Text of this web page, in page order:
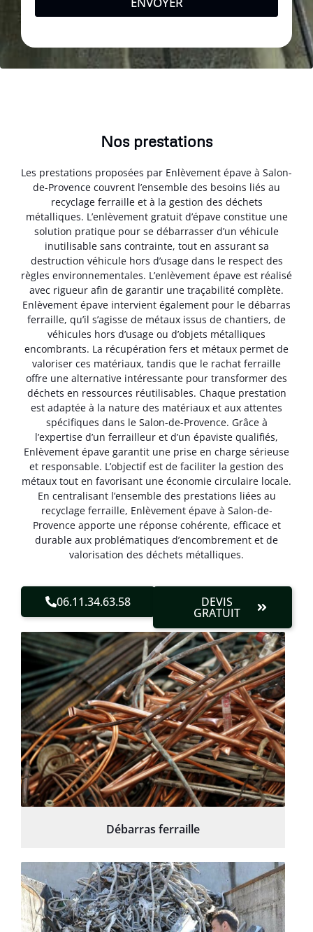
Nos prestations
Les prestations proposées par Enlèvement épave à Salon-
de-Provence couvrent l’ensemble des besoins liés au
recyclage ferraille et à la gestion des déchets
métalliques. L’enlèvement gratuit d’épave constitue une
solution pratique pour se débarrasser d’un véhicule
inutilisable sans contrainte, tout en assurant sa
destruction véhicule hors d’usage dans le respect des
règles environnementales. L’enlèvement épave est réalisé
avec rigueur afin de garantir une traçabilité complète.
Enlèvement épave intervient également pour le débarras
ferraille, qu’il s’agisse de métaux issus de chantiers, de
véhicules hors d’usage ou d’objets métalliques
encombrants. La récupération fers et métaux permet de
valoriser ces matériaux, tandis que le rachat ferraille
offre une alternative intéressante pour transformer des
déchets en ressources réutilisables. Chaque prestation
est adaptée à la nature des matériaux et aux attentes
spécifiques dans le Salon-de-Provence. Grâce à
l’expertise d’un ferrailleur et d’un épaviste qualifiés,
Enlèvement épave garantit une prise en charge sérieuse
et responsable. L’objectif est de faciliter la gestion des
métaux tout en favorisant une économie circulaire locale.
En centralisant l’ensemble des prestations liées au
recyclage ferraille, Enlèvement épave à Salon-de-
Provence apporte une réponse cohérente, efficace et
durable aux problématiques d’encombrement et de
valorisation des déchets métalliques.
06.11.34.63.58 DEVIS
GRATUIT
Débarras ferraille